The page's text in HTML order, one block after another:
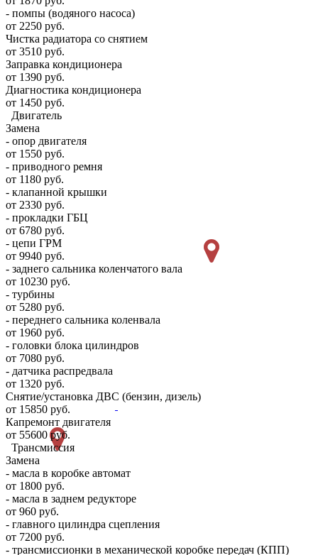
- помпы (водяного насоса)
от 2250 руб.
Чистка радиатора со снятием
от 3510 руб.
Заправка кондиционера
от 1390 руб.
Диагностика кондиционера
от 1450 руб.
Двигатель
Замена
- опор двигателя
от 1550 руб.
- приводного ремня
от 1180 руб.
- клапанной крышки
от 2330 руб.
- прокладки ГБЦ
от 6780 руб.
- цепи ГРМ
от 9940 руб.
- заднего сальника коленчатого вала
от 10230 руб.
- турбины
от 5280 руб.
- переднего сальника коленвала
от 1960 руб.
- головки блока цилиндров
от 7080 руб.
- датчика распредвала
от 1320 руб.
Снятие/установка ДВС (бензин, дизель)
от 15850 руб.
Капремонт двигателя
от 55600 руб.
Трансмиссия
Замена
- масла в коробке автомат
от 1800 руб.
- масла в заднем редукторе
от 960 руб.
- главного цилиндра сцепления
от 7200 руб.
- трансмиссионки в механической коробке передач (КПП)